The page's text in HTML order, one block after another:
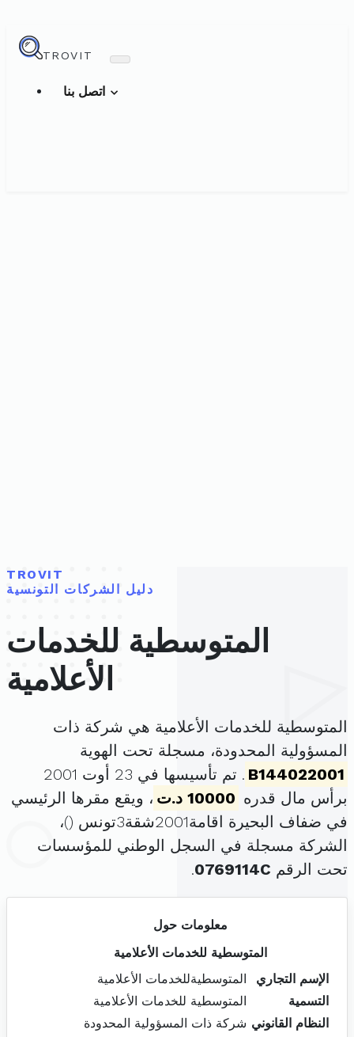
TROVIT
TROVIT
دليل الشركات التونسية
المتوسطية للخدمات
الأعلامية
المتوسطية للخدمات الأعلامية هي شركة ذات
المسؤولية المحدودة، مسجلة تحت الهوية
B144022001
. تم تأسيسها في 23 أوت 2001
برأس مال قدره 10000 د.ت
، ويقع مقرها الرئيسي
في ضفاف البحيرة اقامة2001شقة3تونس (
)،
الشركة مسجلة في السجل الوطني للمؤسسات
تحت الرقم 0769114C
.
معلومات حول
المتوسطية للخدمات الأعلامية
الإسم التجاري
المتوسطيةللخدمات الأعلامية
التسمية
المتوسطية للخدمات الأعلامية
النظام القانوني شركة ذات المسؤولية المحدودة